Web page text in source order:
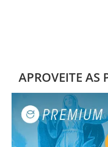
APROVEITE AS